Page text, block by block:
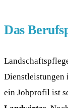
Das
Dienstleistungen
ein Jobprofil ist